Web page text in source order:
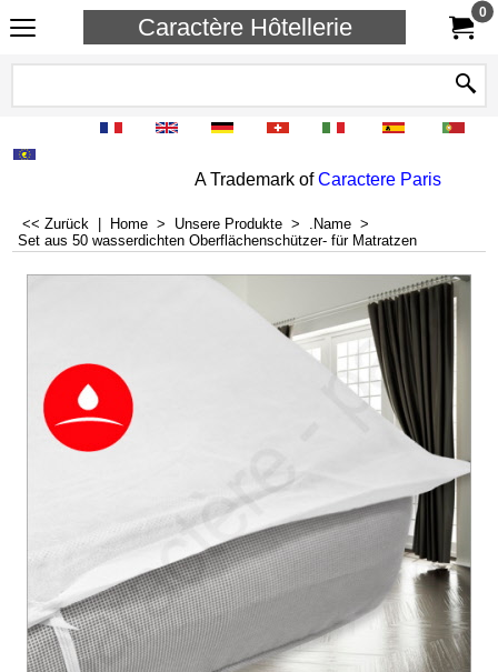
Caractère Hôtellerie
0
A Trademark ofCaractere Paris
<< Zurück Home > Unsere Produkte > .Name >
Set aus 50 wasserdichten Oberflächenschützer- für Matratzen